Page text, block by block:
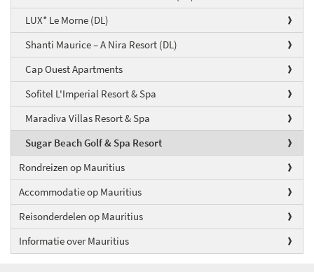
LUX* Le Morne (DL)
Shanti Maurice – A Nira Resort (DL)
Cap Ouest Apartments
Sofitel L'Imperial Resort & Spa
Maradiva Villas Resort & Spa
Sugar Beach Golf & Spa Resort
Rondreizen op Mauritius
Accommodatie op Mauritius
Reisonderdelen op Mauritius
Informatie over Mauritius